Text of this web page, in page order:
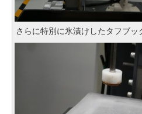
さらに特別に氷漬けしたタフブッ